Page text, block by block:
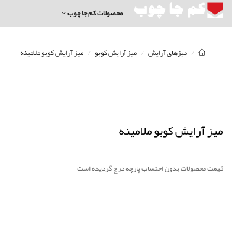
محصولات کم جا چوب
میزهای آرایش میز آرایش کوبو میز آرایش کوبو ملامینه
میز آرایش کوبو ملامینه
قیمت محصولات بدون احتساب پارچه درج گردیده است